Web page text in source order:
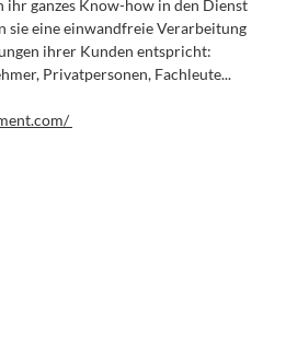
ihr ganzes Know-how in den Dienst
sie eine einwandfreie Verarbeitung
ihrer Kunden entspricht:
Privatpersonen, Fachleute...